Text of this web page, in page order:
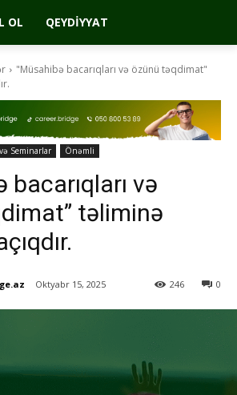
OL QEYDIYYAT
"Müsahibə bacarıqları və özünü təqdimat"
Seminarlar Önəmli
bacarıqları və
təliminə
Oktyabr 15, 2025 0
246